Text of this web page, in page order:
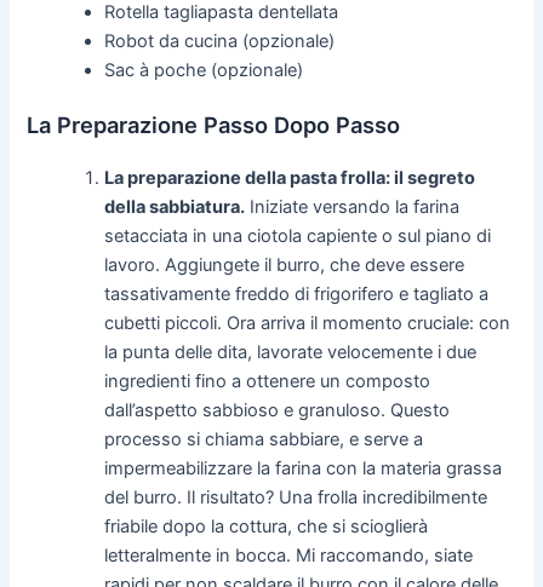
Rotella tagliapasta dentellata
Robot da cucina (opzionale)
Sac à poche (opzionale)
La Preparazione Passo Dopo Passo
La preparazione della pasta frolla: il segreto
della sabbiatura. Iniziate versando la farina
setacciata in una ciotola capiente o sul piano di
lavoro. Aggiungete il burro, che deve essere
tassativamente freddo di frigorifero e tagliato a
cubetti piccoli. Ora arriva il momento cruciale: con
la punta delle dita, lavorate velocemente i due
ingredienti fino a ottenere un composto
dall’aspetto sabbioso e granuloso. Questo
processo si chiama sabbiare, e serve a
impermeabilizzare la farina con la materia grassa
del burro. Il risultato? Una frolla incredibilmente
friabile dopo la cottura, che si scioglierà
letteralmente in bocca. Mi raccomando, siate